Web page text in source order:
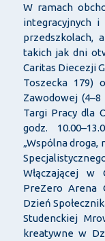
W ramach
integracyjnych
przedszkolach,
takich jak dni
Caritas Diecezji
Toszecka 179)
Zawodowej
Targi Pracy dla
godz.
„Wspólna droga,
Włączającej w
PreZero Arena
Dzień
Studenckiej
kreatywne w